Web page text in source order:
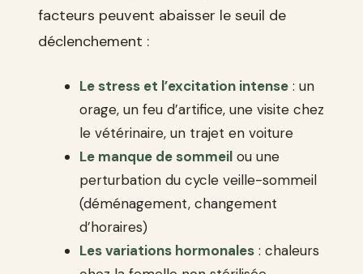
facteurs peuvent abaisser le seuil de
déclenchement :
Le stress et l’excitation intense : un
orage, un feu d’artifice, une visite chez
le vétérinaire, un trajet en voiture
Le manque de sommeil ou une
perturbation du cycle veille-sommeil
(déménagement, changement
d’horaires)
Les variations hormonales : chaleurs